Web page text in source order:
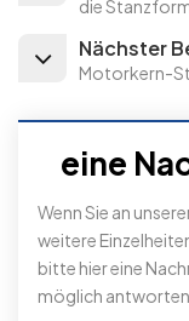
die
Nächster
Motorkern-
eine
Wenn Sie an
weitere
bitte hier eine
möglich antworten.